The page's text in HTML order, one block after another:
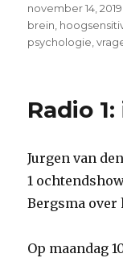
Geplaatst
op
november 14, 2019
brein,
psychologie,
Radio
Jurgen van
1
Bergsma over
Op maandag